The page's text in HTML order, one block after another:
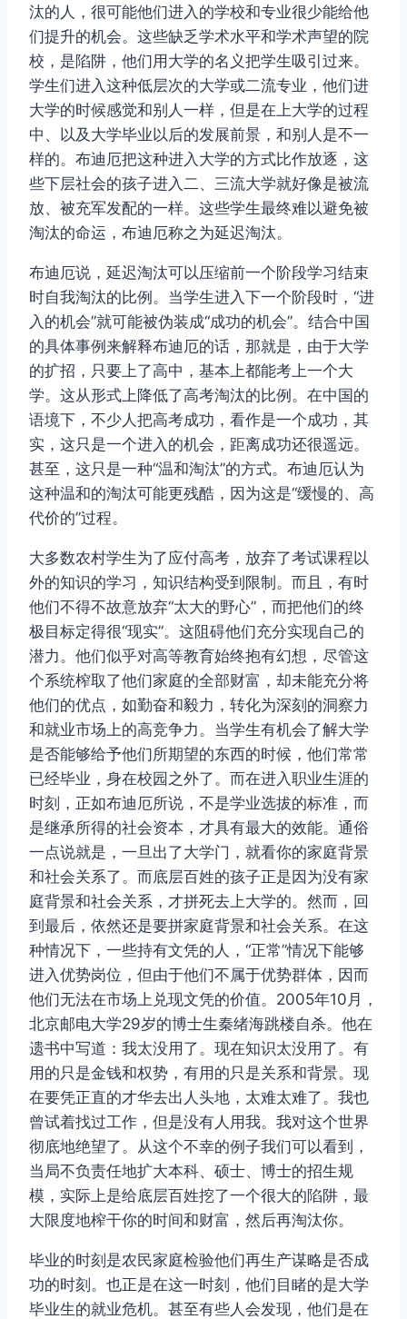
汰的人，很可能他们进入的学校和专业很少能给他
们提升的机会。这些缺乏学术水平和学术声望的院
校，是陷阱，他们用大学的名义把学生吸引过来。
学生们进入这种低层次的大学或二流专业，他们进
大学的时候感觉和别人一样，但是在上大学的过程
中、以及大学毕业以后的发展前景，和别人是不一
样的。布迪厄把这种进入大学的方式比作放逐，这
些下层社会的孩子进入二、三流大学就好像是被流
放、被充军发配的一样。这些学生最终难以避免被
淘汰的命运，布迪厄称之为延迟淘汰。
布迪厄说，延迟淘汰可以压缩前一个阶段学习结束
时自我淘汰的比例。当学生进入下一个阶段时，“进
入的机会”就可能被伪装成“成功的机会”。结合中国
的具体事例来解释布迪厄的话，那就是，由于大学
的扩招，只要上了高中，基本上都能考上一个大
学。这从形式上降低了高考淘汰的比例。在中国的
语境下，不少人把高考成功，看作是一个成功，其
实，这只是一个进入的机会，距离成功还很遥远。
甚至，这只是一种“温和淘汰”的方式。布迪厄认为
这种温和的淘汰可能更残酷，因为这是“缓慢的、高
代价的”过程。
大多数农村学生为了应付高考，放弃了考试课程以
外的知识的学习，知识结构受到限制。而且，有时
他们不得不故意放弃“太大的野心”，而把他们的终
极目标定得很“现实”。这阻碍他们充分实现自己的
潜力。他们似乎对高等教育始终抱有幻想，尽管这
个系统榨取了他们家庭的全部财富，却未能充分将
他们的优点，如勤奋和毅力，转化为深刻的洞察力
和就业市场上的高竞争力。当学生有机会了解大学
是否能够给予他们所期望的东西的时候，他们常常
已经毕业，身在校园之外了。而在进入职业生涯的
时刻，正如布迪厄所说，不是学业选拔的标准，而
是继承所得的社会资本，才具有最大的效能。通俗
一点说就是，一旦出了大学门，就看你的家庭背景
和社会关系了。而底层百姓的孩子正是因为没有家
庭背景和社会关系，才拼死去上大学的。然而，回
到最后，依然还是要拼家庭背景和社会关系。在这
种情况下，一些持有文凭的人，“正常”情况下能够
进入优势岗位，但由于他们不属于优势群体，因而
他们无法在市场上兑现文凭的价值。2005年10月，
北京邮电大学29岁的博士生秦绪海跳楼自杀。他在
遗书中写道：我太没用了。现在知识太没用了。有
用的只是金钱和权势，有用的只是关系和背景。现
在要凭正直的才华去出人头地，太难太难了。我也
曾试着找过工作，但是没有人用我。我对这个世界
彻底地绝望了。从这个不幸的例子我们可以看到，
当局不负责任地扩大本科、硕士、博士的招生规
模，实际上是给底层百姓挖了一个很大的陷阱，最
大限度地榨干你的时间和财富，然后再淘汰你。
毕业的时刻是农民家庭检验他们再生产谋略是否成
功的时刻。也正是在这一时刻，他们目睹的是大学
毕业生的就业危机。甚至有些人会发现，他们是在